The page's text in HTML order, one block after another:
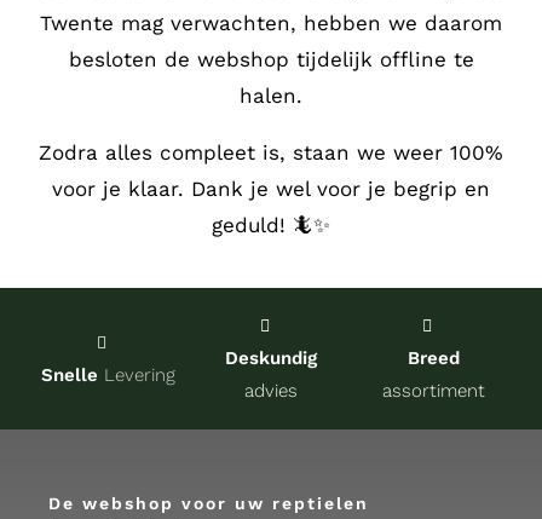
Contact
Twente mag verwachten, hebben we daarom
besloten de webshop tijdelijk offline te
halen.
Zodra alles compleet is, staan we weer 100%
voor je klaar. Dank je wel voor je begrip en
geduld! 🦎✨
Snelle Levering
Deskundig
advies
Breed
assortiment
De webshop voor uw reptielen